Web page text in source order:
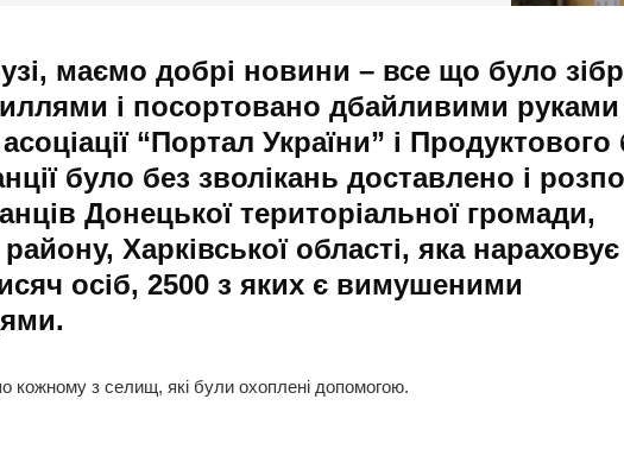
маємо добрі новини – все що було
і посортовано дбайливими руками
“Портал України” і Продуктового
було без зволікань доставлено і
Донецької територіальної громади,
Харківської області, яка нараховує
осіб, 2500 з яких є вимушеними
кожному з селищ, які були охоплені допомогою.